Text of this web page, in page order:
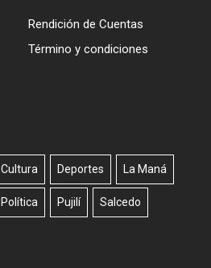
Rendición de Cuentas
Término y condiciones
Cultura Deportes La Maná
Política Pujilí Salcedo